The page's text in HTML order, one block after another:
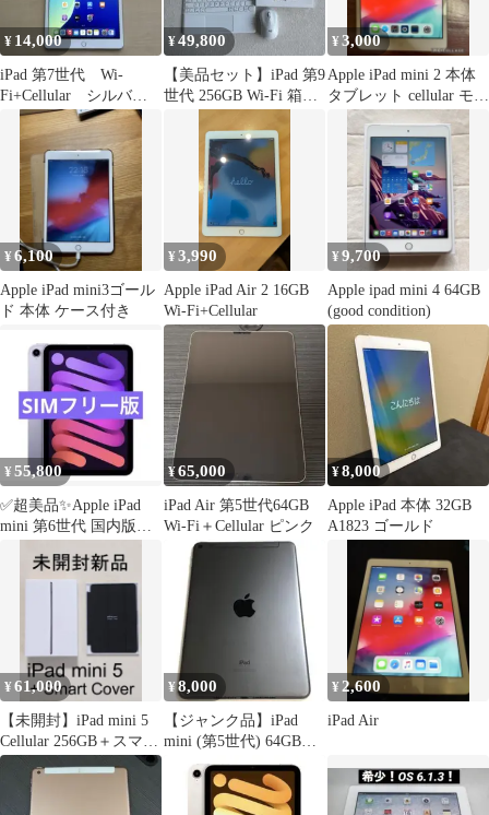
¥ 14,000
iPad 第7世代 Wi-
Fi+Cellular シルバ
ー 32GB A2198
¥49,800
【美品セット】iPad 第9
世代 256GB Wi-Fi 箱・
¥3,000
Apple iPad mini 2 本体
タブレット cellular モデ
¥6,100
Apple iPad mini3ゴール
ド 本体 ケース付き
¥3,990
Apple iPad Air 2 16GB
Wi-Fi+Cellular
¥9,700
Apple ipad mini 4 64GB
(good condition)
¥ 55,800
✅超美品✨Apple iPad
mini 第6世代 国内版
¥65,000
iPad Air 第5世代64GB
Wi-Fi＋Cellular ピンク
¥8,000
Apple iPad 本体 32GB
A1823 ゴールド
¥61,000
【未開封】iPad mini 5
Cellular 256GB＋スマー
トカバー
¥8,000
【ジャンク品】iPad
mini (第5世代) 64GB｜
au版SIMフリー
¥ 2,600
iPad Air